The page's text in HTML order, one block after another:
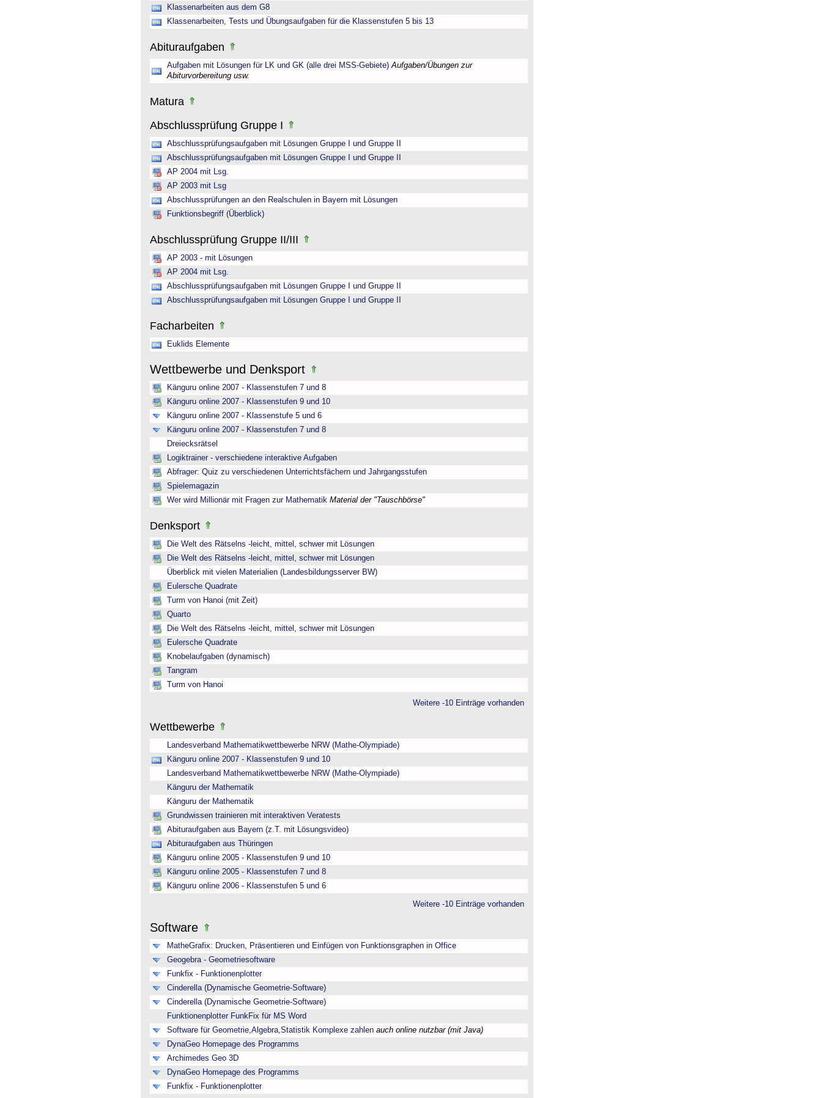
Klassenarbeiten aus dem G8
Klassenarbeiten, Tests und Übungsaufgaben für die Klassenstufen 5 bis 13
Abituraufgaben
Aufgaben mit Lösungen für LK und GK (alle drei MSS-Gebiete) Aufgaben/Übungen zur
Abiturvorbereitung usw.
Matura
Abschlussprüfung Gruppe I
Abschlussprüfungsaufgaben mit Lösungen Gruppe I und Gruppe II
Abschlussprüfungsaufgaben mit Lösungen Gruppe I und Gruppe II
AP 2004 mit Lsg.
AP 2003 mit Lsg
Abschlussprüfungen an den Realschulen in Bayern mit Lösungen
Funktionsbegriff (Überblick)
Abschlussprüfung Gruppe II/III
AP 2003 - mit Lösungen
AP 2004 mit Lsg.
Abschlussprüfungsaufgaben mit Lösungen Gruppe I und Gruppe II
Abschlussprüfungsaufgaben mit Lösungen Gruppe I und Gruppe II
Facharbeiten
Euklids Elemente
Wettbewerbe und Denksport
Känguru online 2007 - Klassenstufen 7 und 8
Känguru online 2007 - Klassenstufen 9 und 10
Känguru online 2007 - Klassenstufe 5 und 6
Känguru online 2007 - Klassenstufen 7 und 8
Dreiecksrätsel
Logiktrainer - verschiedene interaktive Aufgaben
Abfrager: Quiz zu verschiedenen Unterrichtsfächern und Jahrgangsstufen
Spielemagazin
Wer wird Millionär mit Fragen zur Mathematik Material der "Tauschbörse"
Denksport
Die Welt des Rätselns -leicht, mittel, schwer mit Lösungen
Die Welt des Rätselns -leicht, mittel, schwer mit Lösungen
Überblick mit vielen Materialien (Landesbildungsserver BW)
Eulersche Quadrate
Turm von Hanoi (mit Zeit)
Quarto
Die Welt des Rätselns -leicht, mittel, schwer mit Lösungen
Eulersche Quadrate
Knobelaufgaben (dynamisch)
Tangram
Turm von Hanoi
Weitere -10 Einträge vorhanden
Wettbewerbe
Landesverband Mathematikwettbewerbe NRW (Mathe-Olympiade)
Känguru online 2007 - Klassenstufen 9 und 10
Landesverband Mathematikwettbewerbe NRW (Mathe-Olympiade)
Känguru der Mathematik
Känguru der Mathematik
Grundwissen trainieren mit interaktiven Veratests
Abituraufgaben aus Bayern (z.T. mit Lösungsvideo)
Abituraufgaben aus Thüringen
Känguru online 2005 - Klassenstufen 9 und 10
Känguru online 2005 - Klassenstufen 7 und 8
Känguru online 2006 - Klassenstufen 5 und 6
Weitere -10 Einträge vorhanden
Software
MatheGrafix: Drucken, Präsentieren und Einfügen von Funktionsgraphen in Office
Geogebra - Geometriesoftware
Funkfix - Funktionenplotter
Cinderella (Dynamische Geometrie-Software)
Cinderella (Dynamische Geometrie-Software)
Funktionenplotter FunkFix für MS Word
Software für Geometrie,Algebra,Statistik Komplexe zahlen auch online nutzbar (mit Java)
DynaGeo Homepage des Programms
Archimedes Geo 3D
DynaGeo Homepage des Programms
Funkfix - Funktionenplotter